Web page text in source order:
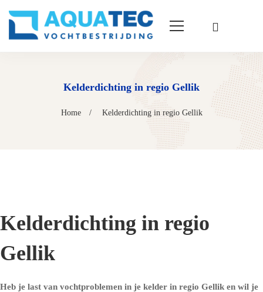
Kelderdichting in regio Gellik
Home Kelderdichting in regio Gellik
Kelderdichting in regio
Gellik
Heb je last van vochtproblemen in je kelder in regio Gellik en wil je